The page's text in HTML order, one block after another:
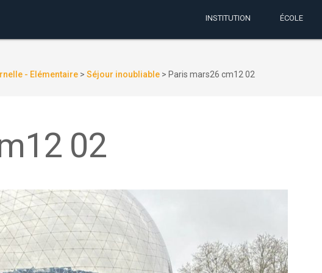
INSTITUTION ÉCOLE
- Elémentaire > Séjour inoubliable > Paris mars26 cm12 02
02